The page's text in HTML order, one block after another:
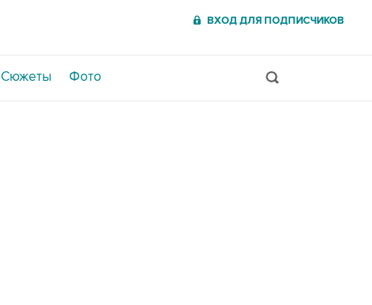
ВХОД ДЛЯ ПОДПИСЧИКОВ
Сюжеты Фото